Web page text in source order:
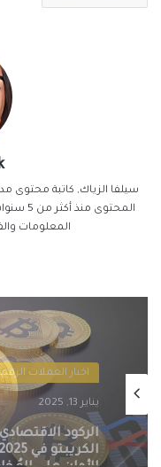
سيلفا الزياك, كاتبة محتوى
المعلومات
اخبار العملات
يناير 13, 2025
التنظيمات
مستقبل